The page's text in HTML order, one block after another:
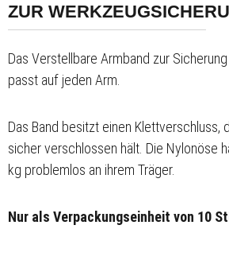
ZUR
Das Verstellbare Armband zur
passt auf jeden Arm.
Das Band besitzt einen Klettverschluss,
sicher verschlossen hält. Die Nylonöse
kg problemlos an ihrem Träger.
Nur als Verpackungseinheit von 10